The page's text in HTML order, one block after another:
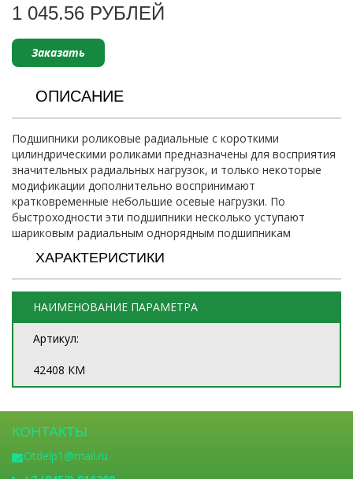
1 045.56 РУБЛЕЙ
Заказать
ОПИСАНИЕ
Подшипники роликовые радиальные с короткими
цилиндрическими роликами предназначены для восприятия
значительных радиальных нагрузок, и только некоторые
модификации дополнительно воспринимают
кратковременные небольшие осевые нагрузки. По
быстроходности эти подшипники несколько уступают
шариковым радиальным однорядным подшипникам
ХАРАКТЕРИСТИКИ
НАИМЕНОВАНИЕ ПАРАМЕТРА
Артикул:
42408 КМ
КОНТАКТЫ
Otdelp1@mail.ru